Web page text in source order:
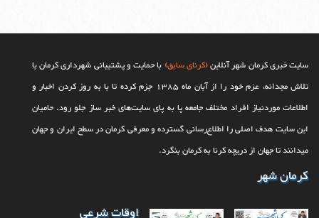
سایت خبری کرمان شهر آنلاین(کرنای سابق) با حمایت و پشتیبانی شهرداری کرمان با
تلاش مجدانه، عزم خود را از آبان ماه 1385 جزم کرده تا با به روز کردن اخبار و
اطلاعات موردنیاز افراد مختلف جامعه پا به پای سایت‌های خبر ساز جلو رود. حامیان
این سایت هدف اصلی را اطلاع‌رسانی گسترده و معرفی کرمان در سطح ایران و جهان
می‎‏دانند تا جهان از دریچه کرنا به کرمان بنگرد.
کرمان شهر
اوقات شرعی